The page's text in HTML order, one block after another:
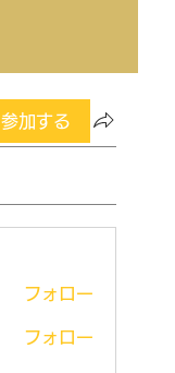
参加する
フォロー
フォロー